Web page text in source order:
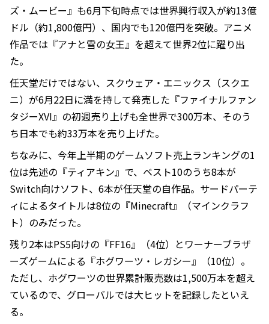
ズ・ムービー』も6月下旬時点では世界興行収入が約13億
ドル（約1,800億円）、国内でも120億円を突破。アニメ
作品では『アナと雪の女王』を超えて世界2位に躍り出
た。
任天堂だけではない、スクウェア・エニックス（スクエ
ニ）が6月22日に満を持して発売した『ファイナルファン
タジーXVI』の初週売り上げも全世界で300万本、そのう
ち日本でも約33万本を売り上げた。
ちなみに、今年上半期のゲームソフト売上ランキングの1
位は先述の『ティアキン』で、ベスト10のうち8本が
Switch向けソフト、6本が任天堂の自作品。サードパーテ
ィによるタイトルは8位の『Minecraft』（マインクラフ
ト）のみだった。
残り2本はPS5向けの『FF16』（4位）とワーナーブラザ
ーズゲームによる『ホグワーツ・レガシー』（10位）。
ただし、ホグワーツの世界累計販売数は1,500万本を超え
ているので、グローバルでは大ヒットを記録したといえ
る。